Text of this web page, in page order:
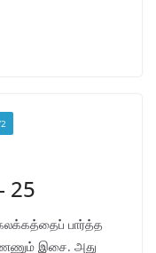
25
பார்த்த
இசை. அது